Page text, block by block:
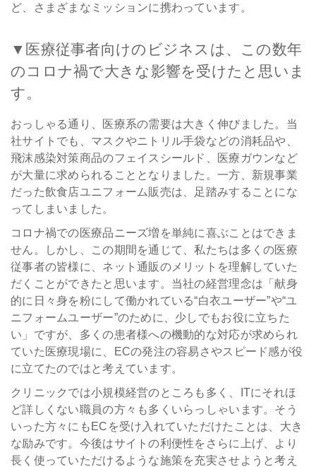
ど、さまざまなミッションに携わっています。
▼医療従事者向けのビジネスは、この数年
のコロナ禍で大きな影響を受けたと思いま
す。
おっしゃる通り、医療系の需要は大きく伸びました。当
社サイトでも、マスクやニトリル手袋などの消耗品や、
飛沫感染対策商品のフェイスシールド、医療ガウンなど
が大量に求められることとなりました。一方、新規事業
だった飲食店ユニフォーム販売は、足踏みすることにな
ってしまいました。
コロナ禍での医療品ニーズ増を単純に喜ぶことはできま
せん。しかし、この期間を通じて、私たちは多くの医療
従事者の皆様に、ネット通販のメリットを理解していた
だくことができたと思います。当社の経営理念は「献身
的に日々身を粉にして働かれている“白衣ユーザー”や“ユ
ニフォームユーザー”のために、少しでもお役に立ちた
い」ですが、多くの患者様への機動的な対応が求められ
ていた医療現場に、ECの発注の容易さやスピード感が役
に立てたのではと考えています。
クリニックでは小規模経営のところも多く、ITにそれほ
ど詳しくない職員の方々も多くいらっしゃいます。そう
いった方々にもECを受け入れていただけたことは、大き
な励みです。今後はサイトの利便性をさらに上げ、より
長く使っていただけるような施策を充実させようと考え